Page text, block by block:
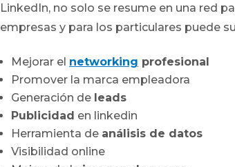
LinkedIn, no solo se resume en una red
empresas y para los particulares puede
Mejorar el networking profesional
Promover la marca empleadora
Generación de leads
Publicidad en linkedin
Herramienta de análisis de datos
Visibilidad online